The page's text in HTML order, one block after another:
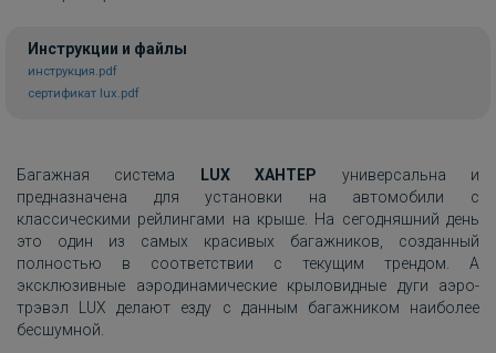
Инструкции и файлы
инструкция.pdf
сертификат lux.pdf
Багажная система LUX ХАНТЕР универсальна и
предназначена для установки на автомобили с
классическими рейлингами на крыше. На сегодняшний день
это один из самых красивых багажников, созданный
полностью в соответствии с текущим трендом. А
эксклюзивные аэродинамические крыловидные дуги аэро-
трэвэл LUX делают езду с данным багажником наиболее
бесшумной.